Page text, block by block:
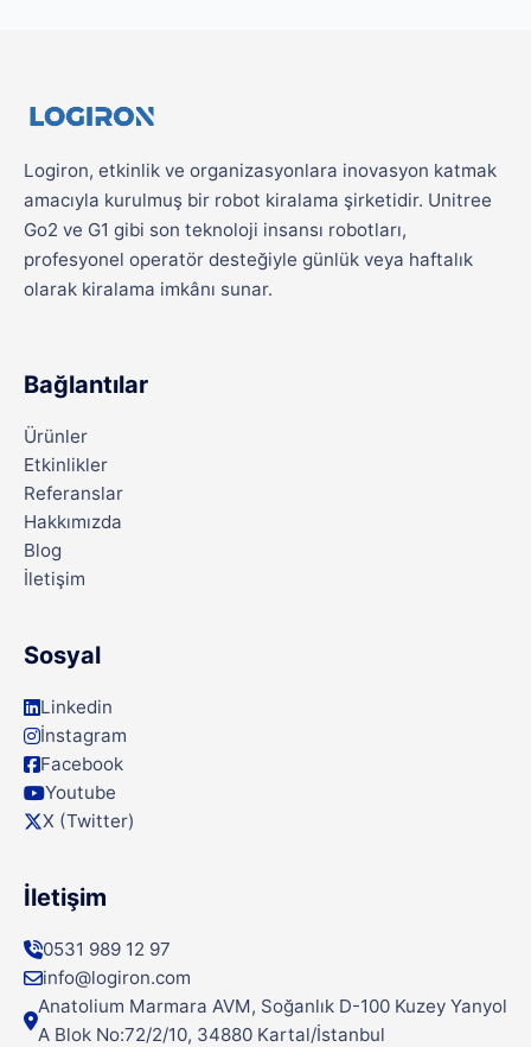
Logiron, etkinlik ve organizasyonlara inovasyon katmak
amacıyla kurulmuş bir robot kiralama şirketidir. Unitree
Go2 ve G1 gibi son teknoloji insansı robotları,
profesyonel operatör desteğiyle günlük veya haftalık
olarak kiralama imkânı sunar.
Bağlantılar
Ürünler
Etkinlikler
Referanslar
Hakkımızda
Blog
İletişim
Sosyal
Linkedin
İnstagram
Facebook
Youtube
X (Twitter)
İletişim
0531 989 12 97
info@logiron.com
Anatolium Marmara AVM, Soğanlık D-100 Kuzey Yanyol
A Blok No:72/2/10, 34880 Kartal/İstanbul